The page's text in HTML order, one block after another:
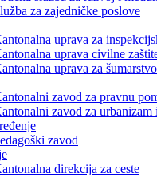
za zajedničke poslove
uprava za
uprava civilne
uprava za šumarstvo
zavod za pravnu
zavod za urbanizam
zavod
direkcija za ceste